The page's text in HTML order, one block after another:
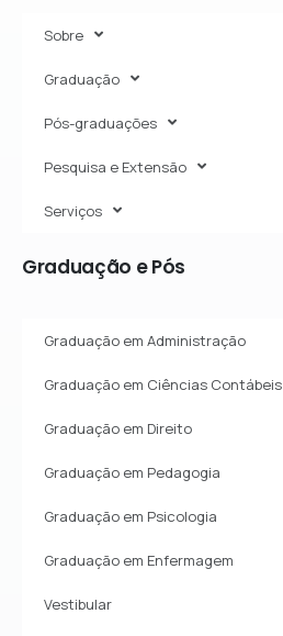
Sobre
Graduação
Pós-graduações
Pesquisa e Extensão
Serviços
Graduação ePós
Graduação em Administração
Graduação em Ciências Contábeis
Graduação em Direito
Graduação em Pedagogia
Graduação em Psicologia
Graduação em Enfermagem
Vestibular